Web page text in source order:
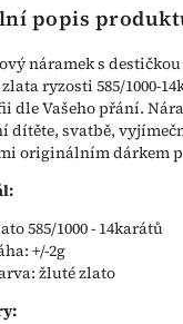
popis
náramek s
ryzosti 585/1000-
dle Vašeho přání.
dítěte, svatbě,
originálním dárkem
585/1000 - 14karátů
+/-2g
žluté zlato